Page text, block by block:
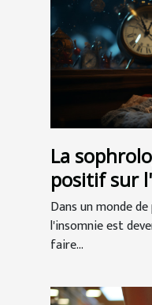
La
positif sur
Dans un monde
l'insomnie est
faire...